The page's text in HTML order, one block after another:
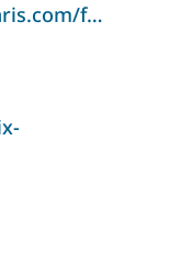
www.ducasse-paris.com/fr/les-adresses/mix-dubai